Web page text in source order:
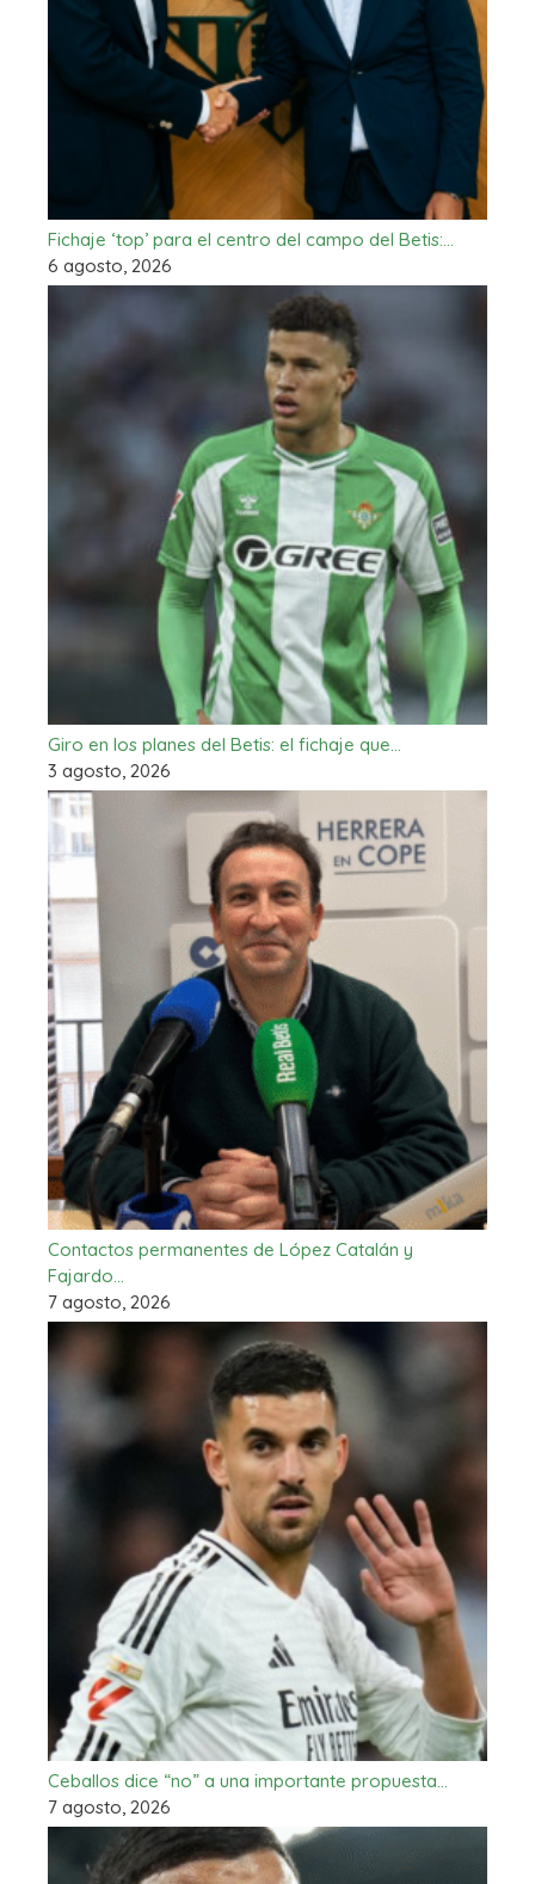
Fichaje ‘top’ para el centro del campo del Betis:…
6 agosto, 2026
Giro en los planes del Betis: el fichaje que…
3 agosto, 2026
Contactos permanentes de López Catalán y
Fajardo…
7 agosto, 2026
Ceballos dice “no” a una importante propuesta…
7 agosto, 2026